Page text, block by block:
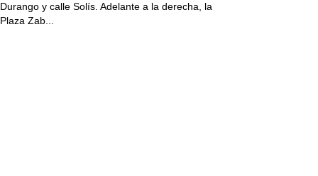
Durango y calle Solís. Adelante a la derecha, la
Plaza Zab...